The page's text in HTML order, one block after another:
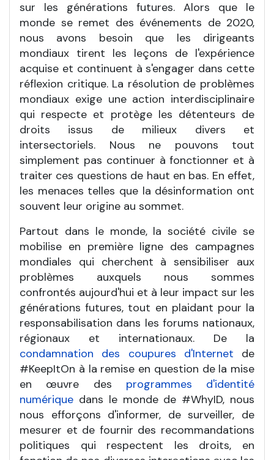
sur les générations futures. Alors que le
monde se remet des événements de 2020,
nous avons besoin que les dirigeants
mondiaux tirent les leçons de l'expérience
acquise et continuent à s'engager dans cette
réflexion critique. La résolution de problèmes
mondiaux exige une action interdisciplinaire
qui respecte et protège les détenteurs de
droits issus de milieux divers et
intersectoriels. Nous ne pouvons tout
simplement pas continuer à fonctionner et à
traiter ces questions de haut en bas. En effet,
les menaces telles que la désinformation ont
souvent leur origine au sommet.
Partout dans le monde, la société civile se
mobilise en première ligne des campagnes
mondiales qui cherchent à sensibiliser aux
problèmes auxquels nous sommes
confrontés aujourd'hui et à leur impact sur les
générations futures, tout en plaidant pour la
responsabilisation dans les forums nationaux,
régionaux et internationaux. De la
condamnation des coupures d'Internet de
#KeepItOn à la remise en question de la mise
en œuvre des programmes d'identité
numérique dans le monde de #WhyID, nous
nous efforçons d'informer, de surveiller, de
mesurer et de fournir des recommandations
politiques qui respectent les droits, en